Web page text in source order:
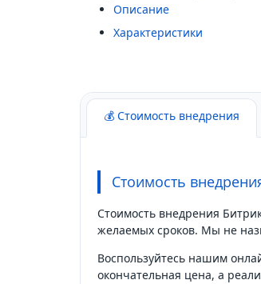
Описание
Характеристики
💰 Стоимость внедрения
Стоимость
Стоимость внедрения
желаемых сроков. Мы не
Воспользуйтесь нашим
окончательная цена, а